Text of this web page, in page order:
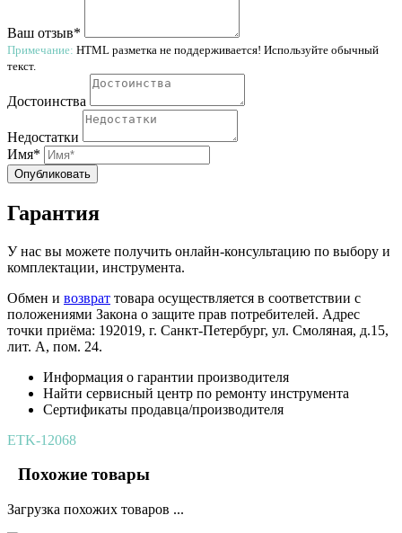
Ваш отзыв*
Примечание: HTML разметка не поддерживается! Используйте обычный
текст.
Достоинства
Недостатки
Имя*
Опубликовать
Гарантия
У нас вы можете получить онлайн-консультацию по выбору и
комплектации, инструмента.
Обмен и возврат товара осуществляется в соответствии с
положениями Закона о защите прав потребителей. Адрес
точки приёма: 192019, г. Санкт-Петербург, ул. Смоляная, д.15,
лит. А, пом. 24.
Информация о гарантии производителя
Найти сервисный центр по ремонту инструмента
Сертификаты продавца/производителя
ETK-12068
Похожие товары
Загрузка похожих товаров ...